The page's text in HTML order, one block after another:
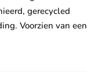
gerecycled
Voorzien van een